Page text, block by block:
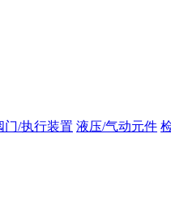
门/执行装置 液压/气动元件